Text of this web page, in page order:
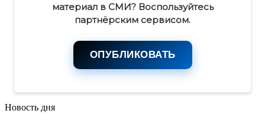
материал в СМИ? Воспользуйтесь
партнёрским сервисом.
ОПУБЛИКОВАТЬ
Новость дня